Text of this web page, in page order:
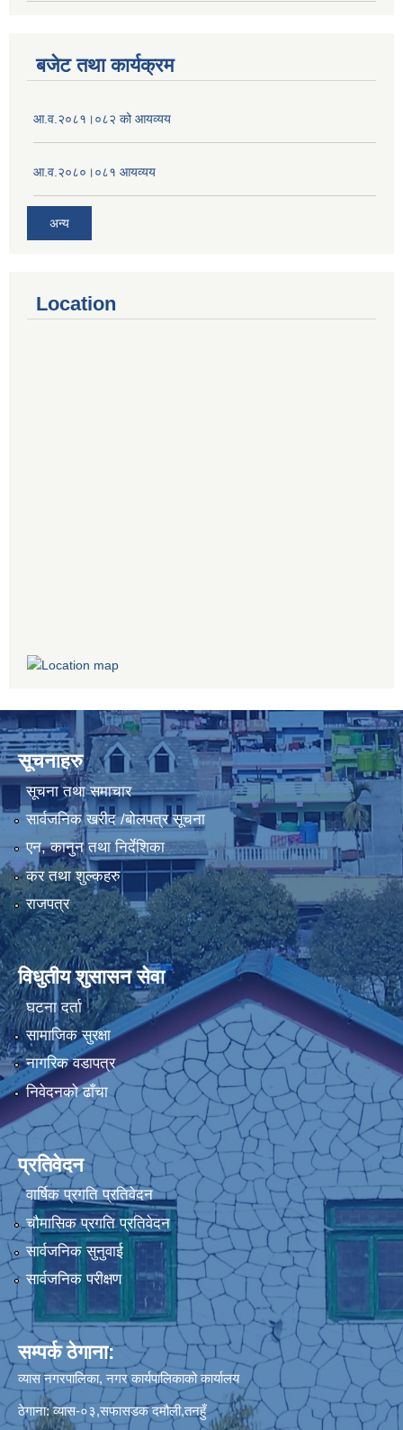
बजेट तथा कार्यक्रम
आ.व.२०८१।०८२ को आयव्यय
आ.व.२०८०।०८१ आयव्यय
अन्य
Location
सूचनाहरु
सूचना तथा समाचार
सार्वजनिक खरीद /बोलपत्र सूचना
एन, कानुन तथा निर्देशिका
कर तथा शुल्कहरु
राजपत्र
विधुतीय शुसासन सेवा
घटना दर्ता
सामाजिक सुरक्षा
नागरिक वडापत्र
निवेदनको ढाँचा
प्रतिवेदन
वार्षिक प्रगति प्रतिवेदन
चौमासिक प्रगति प्रतिवेदन
सार्वजनिक सुनुवाई
सार्वजनिक परीक्षण
सम्पर्क ठेगाना:
व्यास नगरपालिका, नगर कार्यपालिकाको कार्यालय
ठेगाना: व्यास-०३,सफासडक दमौली,तनहुँ